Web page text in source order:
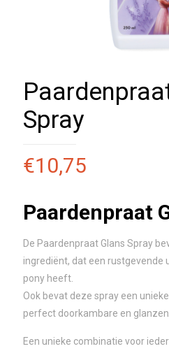
Spray
€10,75
Paardenpraat
De Paardenpraat Glans Spray
ingrediënt, dat een rustgevende
pony heeft.
Ook bevat deze spray een
perfect doorkambare en
Een unieke combinatie voor